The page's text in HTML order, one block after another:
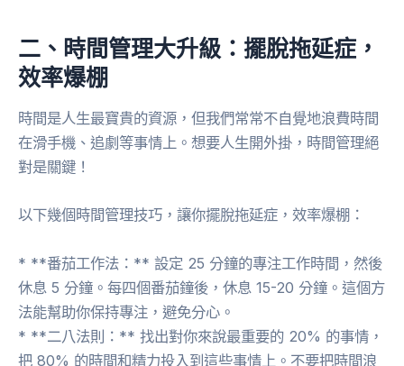
二、時間管理大升級：擺脫拖延症，
效率爆棚
時間是人生最寶貴的資源，但我們常常不自覺地浪費時間
在滑手機、追劇等事情上。想要人生開外掛，時間管理絕
對是關鍵！
以下幾個時間管理技巧，讓你擺脫拖延症，效率爆棚：
* **番茄工作法：** 設定 25 分鐘的專注工作時間，然後
休息 5 分鐘。每四個番茄鐘後，休息 15-20 分鐘。這個方
法能幫助你保持專注，避免分心。
* **二八法則：** 找出對你來說最重要的 20% 的事情，
把 80% 的時間和精力投入到這些事情上。不要把時間浪